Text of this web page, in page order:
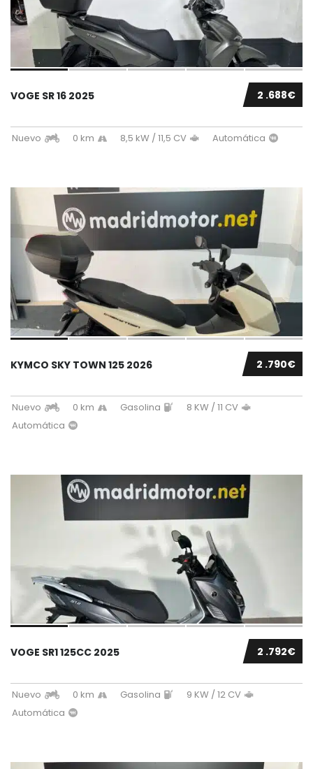
2 .688€
VOGE SR 16 2025
Nuevo 0 km 8,5 kW / 11,5 CV Automática
2 .790€
KYMCO SKY TOWN 125 2026
Nuevo 0 km Gasolina
8 KW / 11 CV
Automática
2 .792€
VOGE SR1 125CC 2025
Nuevo 0 km Gasolina
9 KW / 12 CV
Automática